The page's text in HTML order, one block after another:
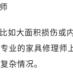
如大面积损伤或
业的家具修理
杂情况。